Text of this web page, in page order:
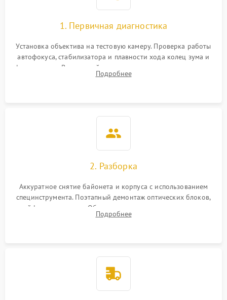
1. Первичная диагностика
Установка объектива на тестовую камеру. Проверка работы
автофокуса, стабилизатора и плавности хода колец зума и
фокусировки. Визуальный осмотр линз на наличие царапин,
грибка, пыли и оценка состояния контактов байонета.
Подробнее
2. Разборка
Аккуратное снятие байонета и корпуса с использованием
специнструмента. Поэтапный демонтаж оптических блоков,
шлейфов и приводов. Обязательная маркировка положения
линзовых групп для сохранения заводской центровки при
Подробнее